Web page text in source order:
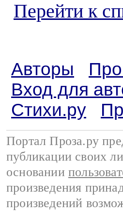
Перейти к
Авторы
Вход для
Стихи.ру
Портал Проза.ру
публикации своих
основании
произведения
произведений